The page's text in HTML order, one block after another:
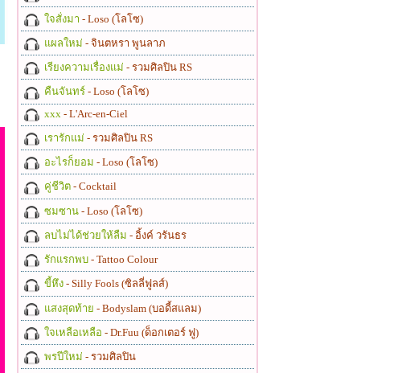
ใจสั่งมา - Loso (โลโซ)
แผลใหม่ - จินตหรา พูนลาภ
เรียงความเรื่องแม่ - รวมศิลปิน RS
คืนจันทร์ - Loso (โลโซ)
xxx - L'Arc-en-Ciel
เรารักแม่ - รวมศิลปิน RS
อะไรก็ยอม - Loso (โลโซ)
คู่ชีวิต - Cocktail
ซมซาน - Loso (โลโซ)
ลบไม่ได้ช่วยให้ลืม - อิ้งค์ วรันธร
รักแรกพบ - Tattoo Colour
ขี้หึง - Silly Fools (ซิลลี่ฟูลส์)
แสงสุดท้าย - Bodyslam (บอดี้สแลม)
ใจเหลือเหลือ - Dr.Fuu (ด็อกเตอร์ ฟู)
พรปีใหม่ - รวมศิลปิน